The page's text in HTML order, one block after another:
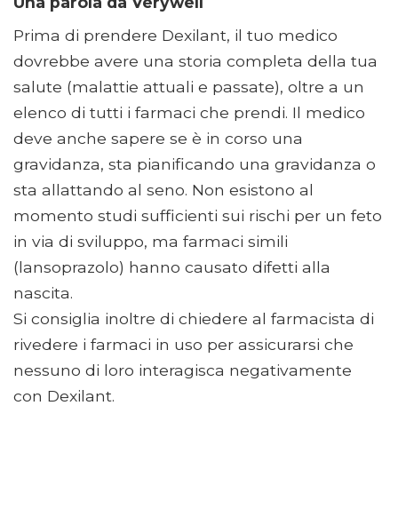
Prima di prendere Dexilant, il tuo medico
dovrebbe avere una storia completa della tua
salute (malattie attuali e passate), oltre a un
elenco di tutti i farmaci che prendi. Il medico
deve anche sapere se è in corso una
gravidanza, sta pianificando una gravidanza o
sta allattando al seno. Non esistono al
momento studi sufficienti sui rischi per un feto
in via di sviluppo, ma farmaci simili
(lansoprazolo) hanno causato difetti alla
nascita.
Si consiglia inoltre di chiedere al farmacista di
rivedere i farmaci in uso per assicurarsi che
nessuno di loro interagisca negativamente
con Dexilant.